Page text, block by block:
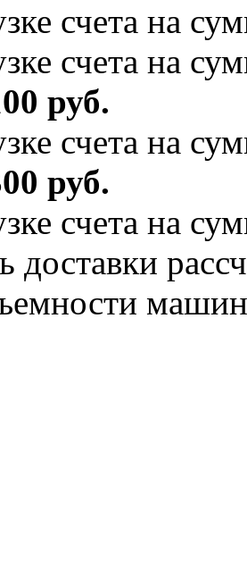
счета на
счета на
руб.
счета на
руб.
счета на
доставки